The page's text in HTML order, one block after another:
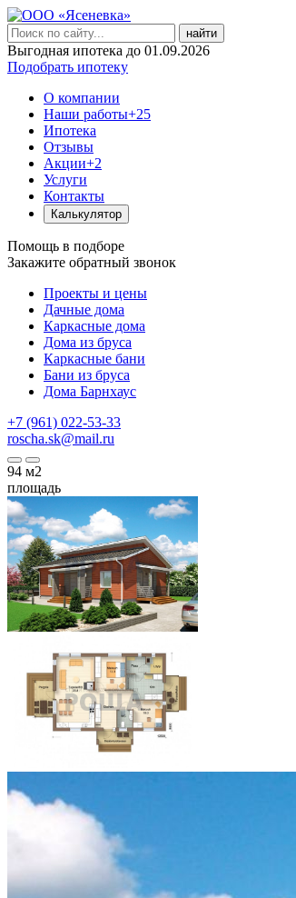
найти
Выгодная ипотека до 01.09.2026
Подобрать ипотеку
О компании
Наши работы+25
Ипотека
Отзывы
Акции+2
Услуги
Контакты
Калькулятор
Помощь в подборе
Закажите обратный звонок
Проекты и цены
Дачные дома
Каркасные дома
Дома из бруса
Каркасные бани
Бани из бруса
Дома Барнхаус
+7 (961) 022-53-33
roscha.sk@mail.ru
94 м2
площадь